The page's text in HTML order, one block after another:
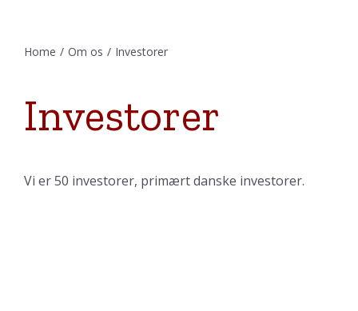
Home / Om os / Investorer
Investorer
Vi er 50 investorer, primært danske investorer.